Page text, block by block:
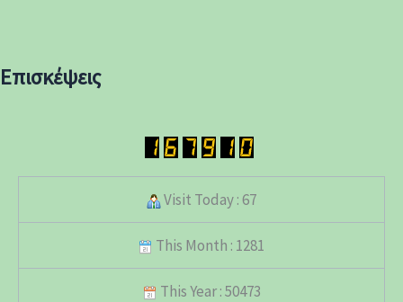
Επισκέψεις
Visit Today : 67
This Month : 1281
This Year : 50473